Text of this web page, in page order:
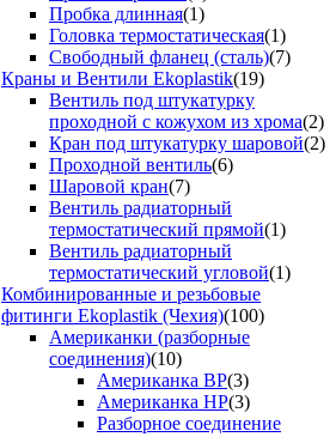
Пробка длинная(1)
Головка термостатическая(1)
Свободный фланец (сталь)(7)
Краны и Вентили Ekoplastik(19)
Вентиль под штукатурку
проходной с кожухом из хрома(2)
Кран под штукатурку шаровой(2)
Проходной вентиль(6)
Шаровой кран(7)
Вентиль радиаторный
термостатический прямой(1)
Вентиль радиаторный
термостатический угловой(1)
Комбинированные и резьбовые
фитинги Ekoplastik (Чехия)(100)
Американки (разборные
соединения)(10)
Американка ВР(3)
Американка НР(3)
Разборное соединение